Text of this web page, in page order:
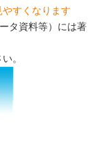
すくなります
タ資料等）には著
。